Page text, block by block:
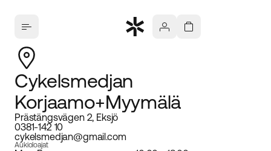
Cykelsmedjan
Korjaamo+Myymälä
Prästängsvägen 2, Eksjö
0381-142 10
cykelsmedjan@gmail.com
Aukioloajat